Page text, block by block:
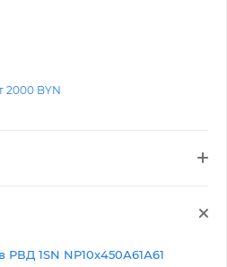
2000 BYN
РВД 1SN NP10х450А61А61